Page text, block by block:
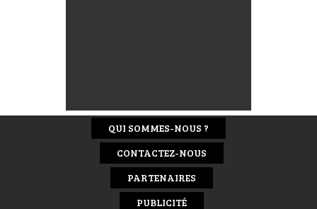
QUI SOMMES-NOUS ?
CONTACTEZ-NOUS
PARTENAIRES
PUBLICITÉ